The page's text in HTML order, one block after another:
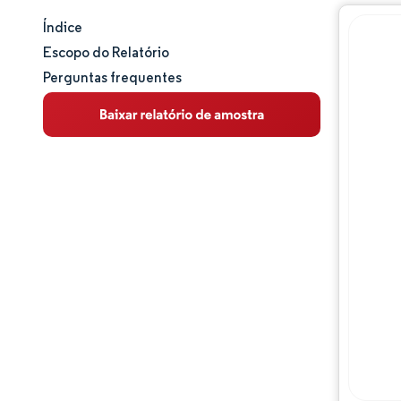
Tamanho e participação de mercado
Análise de mercado
Tendências e insights
Índice
Escopo do Relatório
Perguntas frequentes